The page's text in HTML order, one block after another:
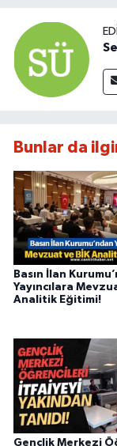
Bunlar da
Basın İlan
Yayıncılara
Analitik Eğitimi!
Gençlik Merkezi